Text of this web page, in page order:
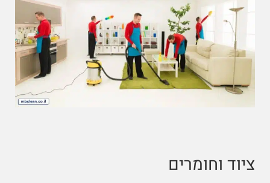
ציוד וחומרים